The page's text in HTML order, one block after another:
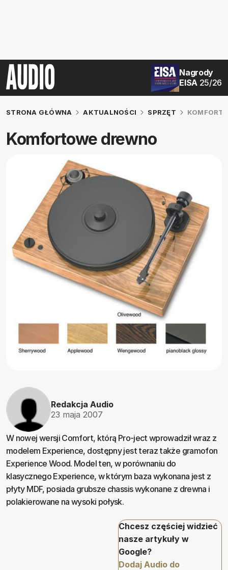
Nagrody
EISA 25/26
STRONA GŁÓWNA AKTUALNOŚCI SPRZĘT
Komfortowe drewno
Redakcja Audio
23 maja 2007
W nowej wersji Comfort, którą Pro-ject wprowadził wraz z
modelem Experience, dostępny jest teraz także gramofon
Experience Wood. Model ten, w porównaniu do
klasycznego Experience, w którym baza wykonana jest z
płyty MDF, posiada grubsze chassis wykonane z drewna i
polakierowane na wysoki połysk.
Chcesz częściej widzieć
nasze artykuły w
Google?
Dodaj Audio do